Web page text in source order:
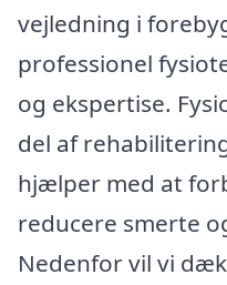
vejledning i
professionel
og ekspertise.
del af
hjælper med at
reducere smerte
Nedenfor vil vi